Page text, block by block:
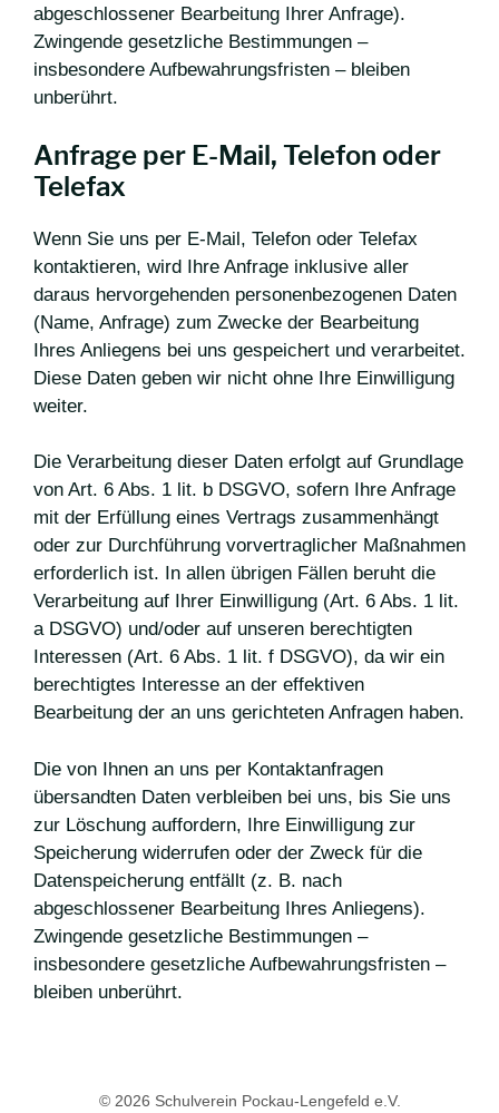
abgeschlossener Bearbeitung Ihrer Anfrage).
Zwingende gesetzliche Bestimmungen –
insbesondere Aufbewahrungsfristen – bleiben
unberührt.
Anfrage per E-Mail, Telefon oder
Telefax
Wenn Sie uns per E-Mail, Telefon oder Telefax
kontaktieren, wird Ihre Anfrage inklusive aller
daraus hervorgehenden personenbezogenen Daten
(Name, Anfrage) zum Zwecke der Bearbeitung
Ihres Anliegens bei uns gespeichert und verarbeitet.
Diese Daten geben wir nicht ohne Ihre Einwilligung
weiter.
Die Verarbeitung dieser Daten erfolgt auf Grundlage
von Art. 6 Abs. 1 lit. b DSGVO, sofern Ihre Anfrage
mit der Erfüllung eines Vertrags zusammenhängt
oder zur Durchführung vorvertraglicher Maßnahmen
erforderlich ist. In allen übrigen Fällen beruht die
Verarbeitung auf Ihrer Einwilligung (Art. 6 Abs. 1 lit.
a DSGVO) und/oder auf unseren berechtigten
Interessen (Art. 6 Abs. 1 lit. f DSGVO), da wir ein
berechtigtes Interesse an der effektiven
Bearbeitung der an uns gerichteten Anfragen haben.
Die von Ihnen an uns per Kontaktanfragen
übersandten Daten verbleiben bei uns, bis Sie uns
zur Löschung auffordern, Ihre Einwilligung zur
Speicherung widerrufen oder der Zweck für die
Datenspeicherung entfällt (z. B. nach
abgeschlossener Bearbeitung Ihres Anliegens).
Zwingende gesetzliche Bestimmungen –
insbesondere gesetzliche Aufbewahrungsfristen –
bleiben unberührt.
© 2026 Schulverein Pockau-Lengefeld e.V.